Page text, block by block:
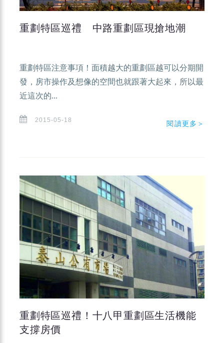
重劃特區巡禮 中路重劃區現搶地潮
重劃特區注意事項！面積越大的重劃區越可以分期開
發，房市操作及想像的空間也就跟著大起來，所以最
近這次的...
2015-05-18 閱讀更多＞
重劃特區巡禮！十八甲重劃區生活機能
支撐房價